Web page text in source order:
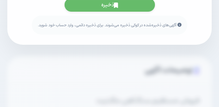
ذخیره
آگهی‌های ذخیره‌شده در کوکی ذخیره می‌شوند. برای ذخیره دائمی، وارد حساب خود شوید.
توضیحات آگهی
فروش مستقیم سنگ‌آهن مگنتیت